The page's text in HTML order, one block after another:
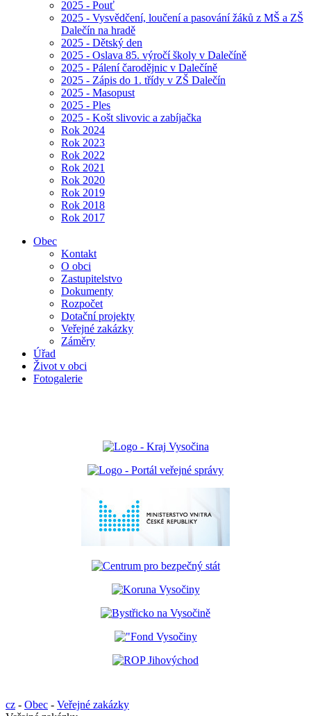
2025 - Pouť
2025 - Vysvědčení, loučení a pasování žáků z MŠ a ZŠ
Dalečín na hradě
2025 - Dětský den
2025 - Oslava 85. výročí školy v Dalečíně
2025 - Pálení čarodějnic v Dalečíně
2025 - Zápis do 1. třídy v ZŠ Dalečín
2025 - Masopust
2025 - Ples
2025 - Košt slivovic a zabíjačka
Rok 2024
Rok 2023
Rok 2022
Rok 2021
Rok 2020
Rok 2019
Rok 2018
Rok 2017
Obec
Kontakt
O obci
Zastupitelstvo
Dokumenty
Rozpočet
Dotační projekty
Veřejné zakázky
Záměry
Úřad
Život v obci
Fotogalerie
cz - Obec - Veřejné zakázky